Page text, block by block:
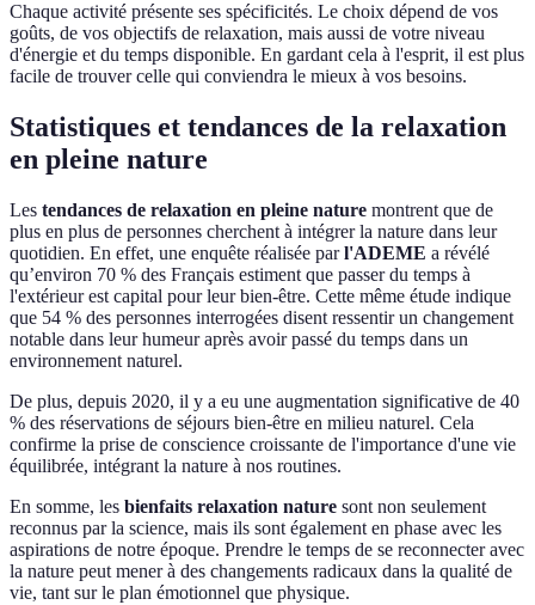
Chaque activité présente ses spécificités. Le choix dépend de vos
goûts, de vos objectifs de relaxation, mais aussi de votre niveau
d'énergie et du temps disponible. En gardant cela à l'esprit, il est plus
facile de trouver celle qui conviendra le mieux à vos besoins.
Statistiques et tendances de la relaxation
en pleine nature
Les tendances de relaxation en pleine nature montrent que de
plus en plus de personnes cherchent à intégrer la nature dans leur
quotidien. En effet, une enquête réalisée parl'ADEME a révélé
qu’environ 70 % des Français estiment que passer du temps à
l'extérieur est capital pour leur bien-être. Cette même étude indique
que 54 % des personnes interrogées disent ressentir un changement
notable dans leur humeur après avoir passé du temps dans un
environnement naturel.
De plus, depuis 2020, il y a eu une augmentation significative de 40
% des réservations de séjours bien-être en milieu naturel. Cela
confirme la prise de conscience croissante de l'importance d'une vie
équilibrée, intégrant la nature à nos routines.
En somme, les bienfaits relaxation nature sont non seulement
reconnus par la science, mais ils sont également en phase avec les
aspirations de notre époque. Prendre le temps de se reconnecter avec
la nature peut mener à des changements radicaux dans la qualité de
vie, tant sur le plan émotionnel que physique.